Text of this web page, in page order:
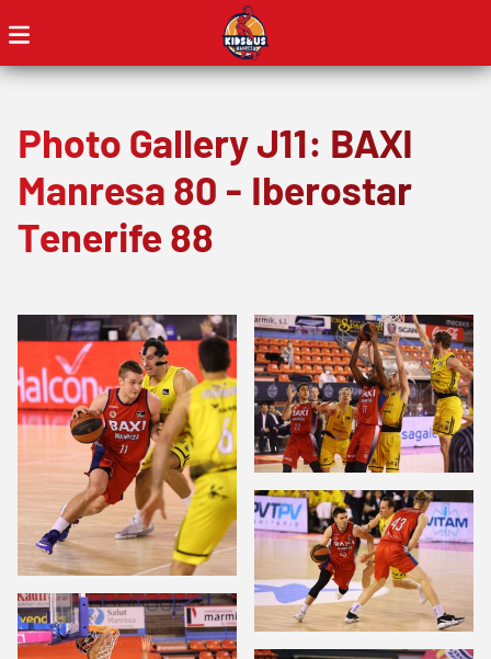
Photo Gallery J11: BAXI
Manresa 80 - Iberostar
Tenerife 88